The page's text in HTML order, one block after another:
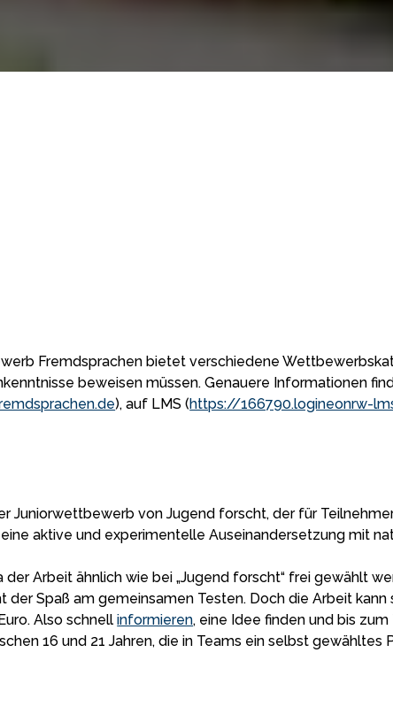
Fremdsprachen bietet verschiedene
beweisen müssen. Genauere Informationen
), auf LMS (https://166790.logineonrw-
Juniorwettbewerb von Jugend forscht, der für
aktive und experimentelle Auseinandersetzung mit
Arbeit ähnlich wie bei „Jugend forscht“ frei gewählt
der Spaß am gemeinsamen Testen. Doch die Arbeit kann
Also schnellinformieren, eine Idee finden und bis
16 und 21 Jahren, die in Teams ein selbst